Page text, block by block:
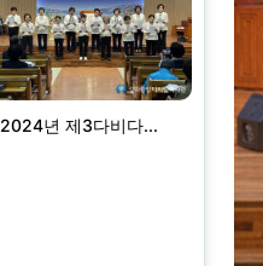
2024년 제3다비다...